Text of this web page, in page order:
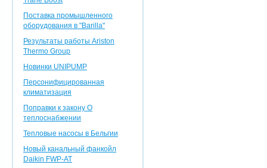
Поставка промышленного
оборудования в "Barilla"
Результаты работы Ariston
Thermo Group
Новинки UNIPUMP
Персонифицированная
климатизация
Поправки к закону О
теплоснабжении
Тепловые насосы в Бельгии
Новый канальный фанкойл
Daikin FWP-AT